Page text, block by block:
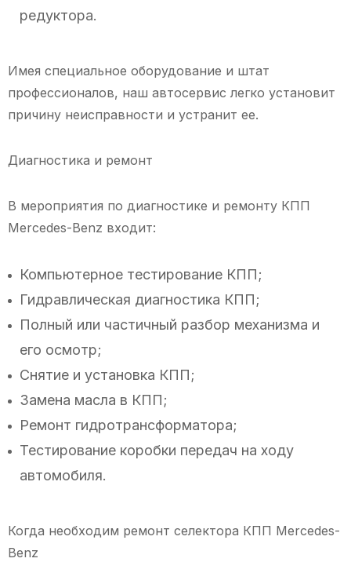
редуктора.
Имея специальное оборудование и штат
профессионалов, наш автосервис легко установит
причину неисправности и устранит ее.
Диагностика и ремонт
В мероприятия по диагностике и ремонту КПП
Mercedes-Benz входит:
Компьютерное тестирование КПП;
Гидравлическая диагностика КПП;
Полный или частичный разбор механизма и
его осмотр;
Снятие и установка КПП;
Замена масла в КПП;
Ремонт гидротрансформатора;
Тестирование коробки передач на ходу
автомобиля.
Когда необходим ремонт селектора КПП Mercedes-
Benz